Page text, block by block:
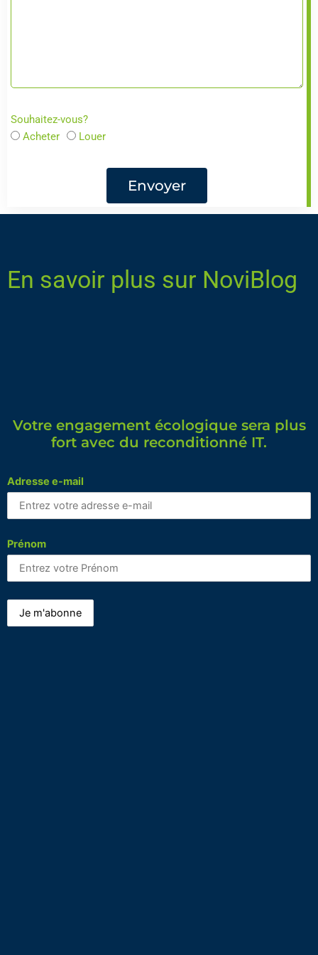
Souhaitez-vous?
Acheter
Louer
Envoyer
En savoir plus sur NoviBlog
Votre engagement écologique sera plus
fort avec du reconditionné IT.
Adresse e-mail
Prénom